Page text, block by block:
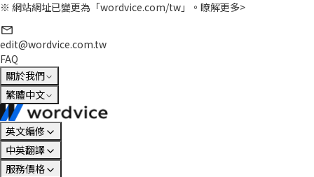
※ 網站網址已變更為「wordvice.com/tw」。 瞭解更多>
edit@wordvice.com.tw
FAQ
關於我們
繁體中文
英文編修
中英翻譯
服務價格